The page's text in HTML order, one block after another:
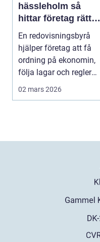
hässleholm så
hittar företag rätt
stöd för ekonomin
En redovisningsbyrå
hjälper företag att få
ordning på ekonomin,
följa lagar och regler
och fatta bät...
02 mars 2026